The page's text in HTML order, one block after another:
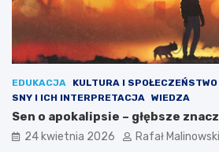
EDUKACJA KULTURA I SPOŁECZEŃSTWO
SNY I ICH INTERPRETACJA WIEDZA
Sen o apokalipsie – głębsze
24 kwietnia 2026 Rafał Malinowski